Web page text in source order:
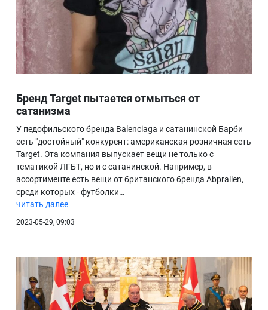
Бренд Target пытается отмыться от
сатанизма
У педофильского бренда Balenciaga и сатанинской Барби
есть "достойный" конкурент: американская розничная сеть
Target. Эта компания выпускает вещи не только с
тематикой ЛГБТ, но и с сатанинской. Например, в
ассортименте есть вещи от британского бренда Abprallen,
среди которых - футболки…
читать далее
2023-05-29, 09:03